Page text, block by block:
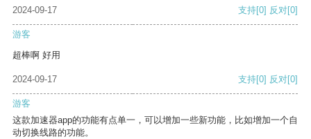
2024-09-17 支持[0] 反对[0]
游客
超棒啊 好用
2024-09-17 支持[0] 反对[0]
游客
这款加速器app的功能有点单一，可以增加一些新功能，比如增加一个自
动切换线路的功能。